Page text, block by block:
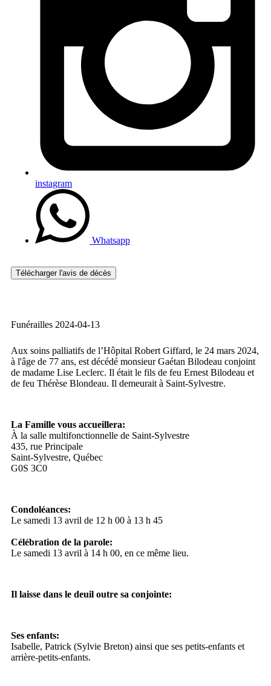
instagram
Whatsapp
Télécharger l'avis de décès
Funérailles 2024-04-13
Aux soins palliatifs de l’Hôpital Robert Giffard, le 24 mars 2024,
à l'âge de 77 ans, est décédé monsieur Gaétan Bilodeau conjoint
de madame Lise Leclerc. Il était le fils de feu Ernest Bilodeau et
de feu Thérèse Blondeau. Il demeurait à Saint-Sylvestre.
La Famille vous accueillera:
À la salle multifonctionnelle de Saint-Sylvestre
435, rue Principale
Saint-Sylvestre, Québec
G0S 3C0
Condoléances:
Le samedi 13 avril de 12 h 00 à 13 h 45
Célébration de la parole:
Le samedi 13 avril à 14 h 00, en ce même lieu.
Il laisse dans le deuil outre sa conjointe:
Ses enfants:
Isabelle, Patrick (Sylvie Breton) ainsi que ses petits-enfants et
arrière-petits-enfants.